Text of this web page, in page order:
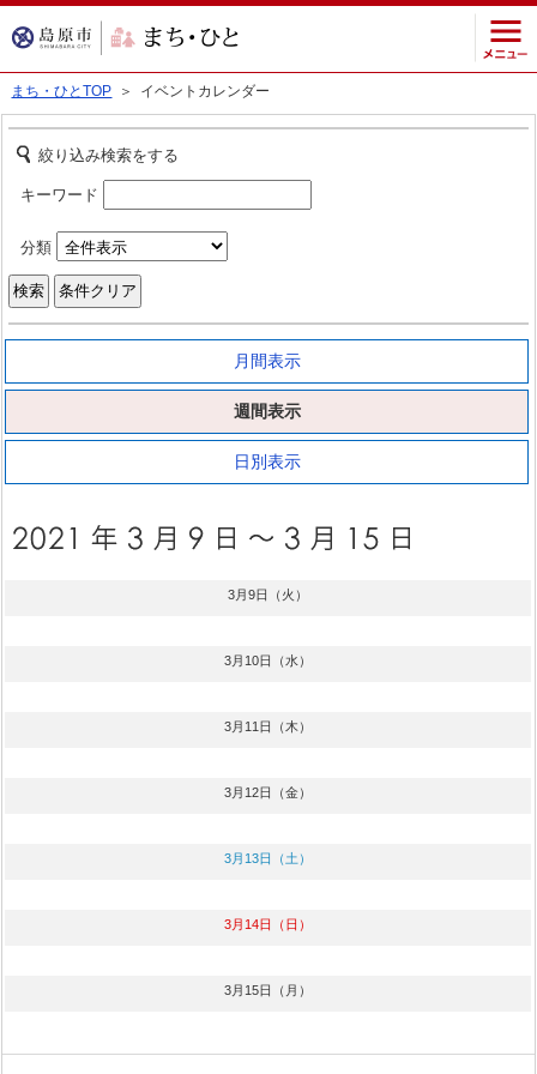
まち・ひとTOP ＞ イベントカレンダー
絞り込み検索をする
キーワード
分類
月間表示
週間表示
日別表示
3月9日（火）
3月10日（水）
3月11日（木）
3月12日（金）
3月13日（土）
3月14日（日）
3月15日（月）